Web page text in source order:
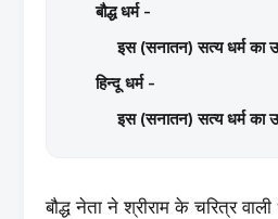
बौद्ध धर्म -
इस (सनातन) सत्य धर्म का
हिन्दू धर्म -
इस (सनातन) सत्य धर्म का
बौद्ध नेता ने श्रीराम के चरित्र वाली